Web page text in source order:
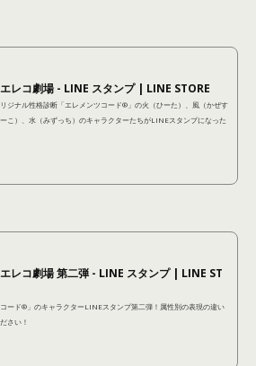
エレコ劇場 - LINE スタンプ | LINE STORE
ジナル性格診断「エレメンツコード®︎」の火（ひーた）、風（かぜす
こ）、水（みずっち）のキャラクターたちがLINEスタンプになった
エレコ劇場 第二弾 - LINE スタンプ | LINE ST
コード®︎」のキャラクターLINEスタンプ第二弾！属性別の表現の違い
さい！